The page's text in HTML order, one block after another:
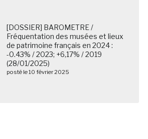
[DOSSIER] BAROMETRE /
Fréquentation des musées et lieux
de patrimoine français en 2024 :
-0.43% / 2023; +6,17% / 2019
(28/01/2025)
posté le 10 février 2025